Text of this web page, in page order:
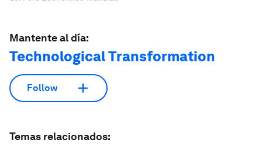
Mantente al día:
Technological Transformation
Follow
Temas relacionados: